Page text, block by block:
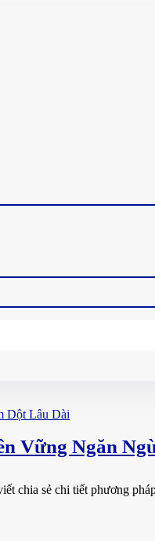
Vững Ngăn
chia sẻ chi tiết phương